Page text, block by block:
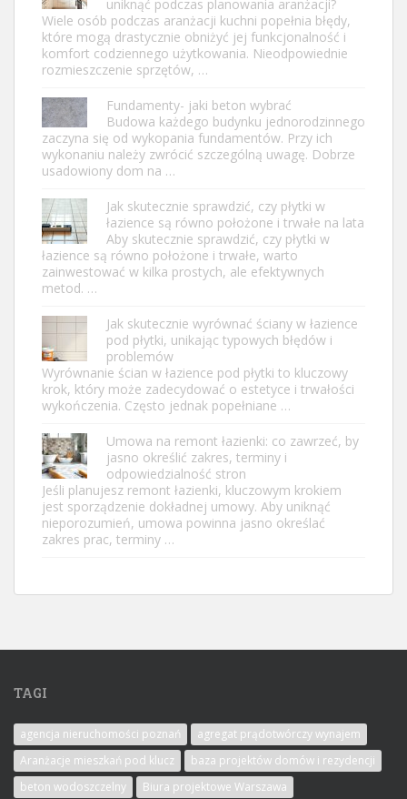
uniknąć podczas planowania aranżacji?
Wiele osób podczas aranżacji kuchni popełnia błędy,
które mogą drastycznie obniżyć jej funkcjonalność i
komfort codziennego użytkowania. Nieodpowiednie
rozmieszczenie sprzętów, …
Fundamenty- jaki beton wybrać
Budowa każdego budynku jednorodzinnego
zaczyna się od wykopania fundamentów. Przy ich
wykonaniu należy zwrócić szczególną uwagę. Dobrze
usadowiony dom na …
Jak skutecznie sprawdzić, czy płytki w
łazience są równo położone i trwałe na lata
Aby skutecznie sprawdzić, czy płytki w
łazience są równo położone i trwałe, warto
zainwestować w kilka prostych, ale efektywnych
metod. …
Jak skutecznie wyrównać ściany w łazience
pod płytki, unikając typowych błędów i
problemów
Wyrównanie ścian w łazience pod płytki to kluczowy
krok, który może zadecydować o estetyce i trwałości
wykończenia. Często jednak popełniane …
Umowa na remont łazienki: co zawrzeć, by
jasno określić zakres, terminy i
odpowiedzialność stron
Jeśli planujesz remont łazienki, kluczowym krokiem
jest sporządzenie dokładnej umowy. Aby uniknąć
nieporozumień, umowa powinna jasno określać
zakres prac, terminy …
TAGI
agencja nieruchomości poznań
agregat prądotwórczy wynajem
Aranżacje mieszkań pod klucz
baza projektów domów i rezydencji
beton wodoszczelny
Biura projektowe Warszawa